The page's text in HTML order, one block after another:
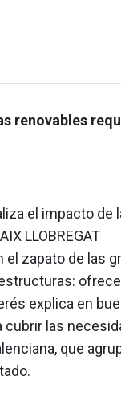
renovables
el impacto
LLOBREGAT
el zapato de las
explica en
las
que